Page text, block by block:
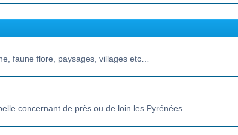
faune flore, paysages, villages etc…
concernant de près ou de loin les Pyrénées